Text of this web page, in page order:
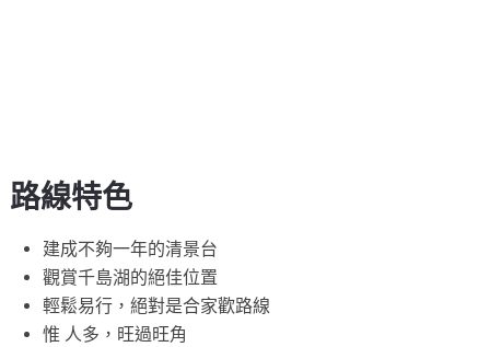
路線特色
建成不夠一年的清景台
觀賞千島湖的絕佳位置
輕鬆易行，絕對是合家歡路線
惟 人多，旺過旺角